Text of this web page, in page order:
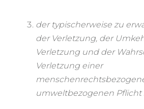
der typischerweise zu
der Verletzung, der
Verletzung und der
Verletzung einer
umweltbezogenen Pflicht